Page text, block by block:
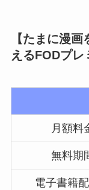
【たまに漫
えるFODプレ
月額料
無料期
電子書籍